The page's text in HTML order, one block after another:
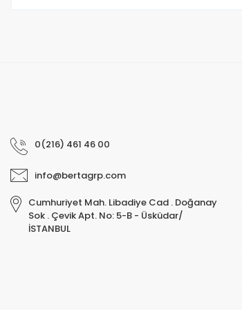
0(216) 461 46 00
info@bertagrp.com
Cumhuriyet Mah. Libadiye Cad . Doğanay
Sok . Çevik Apt. No: 5-B - Üsküdar/
İSTANBUL